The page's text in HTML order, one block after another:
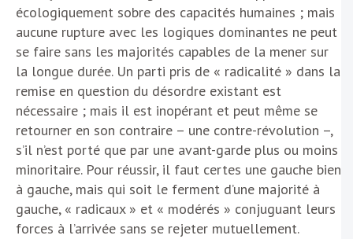
écologiquement sobre des capacités humaines ; mais
aucune rupture avec les logiques dominantes ne peut
se faire sans les majorités capables de la mener sur
la longue durée. Un parti pris de « radicalité » dans la
remise en question du désordre existant est
nécessaire ; mais il est inopérant et peut même se
retourner en son contraire – une contre-révolution –,
s’il n’est porté que par une avant-garde plus ou moins
minoritaire. Pour réussir, il faut certes une gauche bien
à gauche, mais qui soit le ferment d’une majorité à
gauche, « radicaux » et « modérés » conjuguant leurs
forces à l’arrivée sans se rejeter mutuellement.